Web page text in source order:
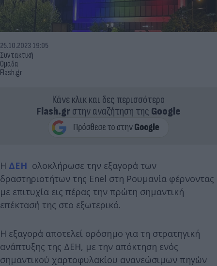
Συντακτική
Ομάδα
Flash.gr
25.10.2023 19:05
Κάνε κλικ και δες περισσότερο
Flash.grστην αναζήτηση της Google
Η ΔΕΗ ολοκλήρωσε την εξαγορά των
δραστηριοτήτων της Enel στη Ρουμανία φέρνοντας
με επιτυχία εις πέρας την πρώτη σημαντική
επέκτασή της στο εξωτερικό.
Η εξαγορά αποτελεί ορόσημο για τη στρατηγική
ανάπτυξης της ΔΕΗ, με την απόκτηση ενός
σημαντικού χαρτοφυλακίου ανανεώσιμων πηγών